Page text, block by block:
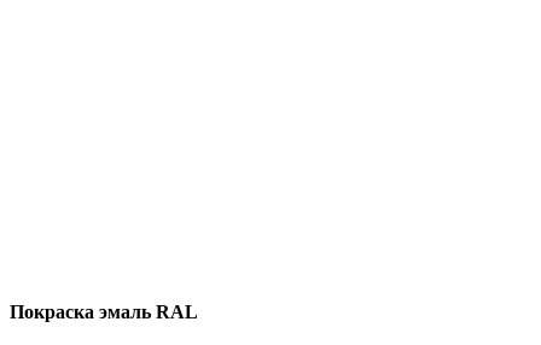
Покраска эмаль RAL